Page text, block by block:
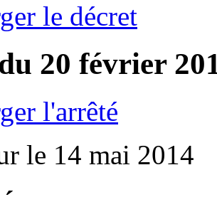
le décret
20 février
l'arrêté
le 14 mai 2014